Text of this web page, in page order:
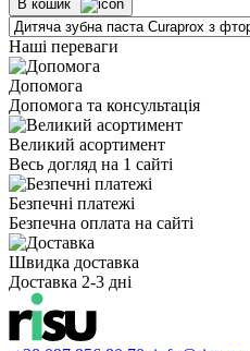
В кошик
Наші переваги
Допомога
Допомога та консультація
Великий асортимент
Весь догляд на 1 сайті
Безпечні платежі
Безпечна оплата на сайті
Швидка доставка
Доставка 2-3 дні